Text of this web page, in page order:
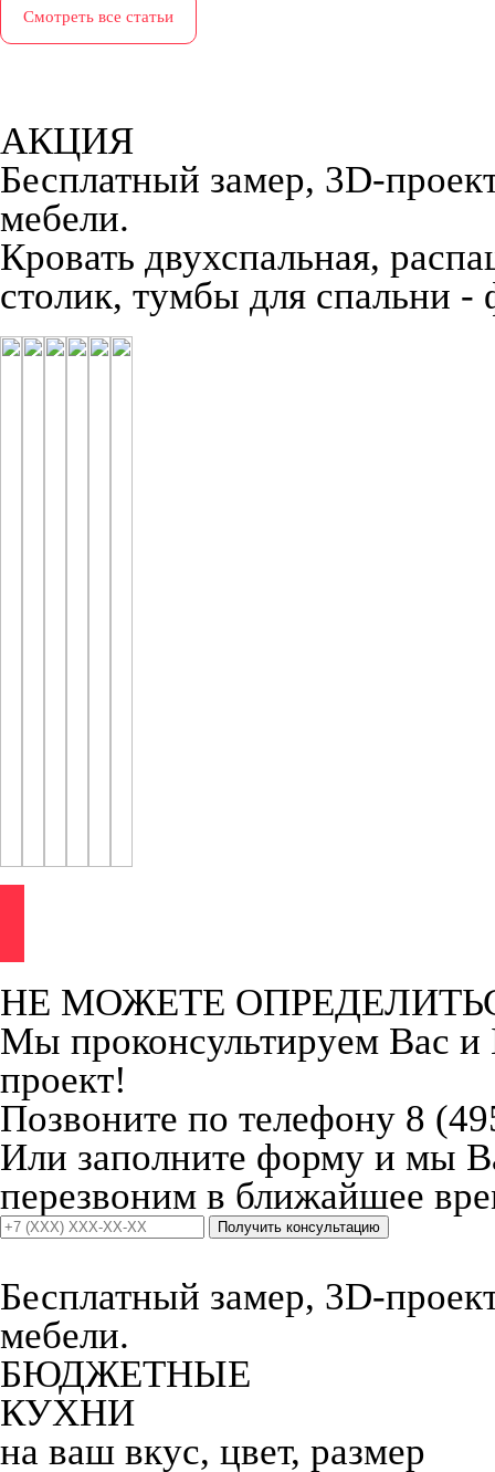
Смотреть все статьи
АКЦИЯ
Бесплатный замер, 3D-
мебели.
Кровать двухспальная,
столик, тумбы для спальни -
НЕ МОЖЕТЕ
Мы проконсультируем Вас
проект!
Позвоните по телефону 8
Или заполните форму и мы
перезвоним в ближайшее
Получить консультацию
Бесплатный замер, 3D-
мебели.
БЮДЖЕТНЫЕ
КУХНИ
на ваш вкус, цвет, размер